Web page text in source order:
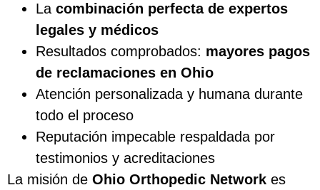
La combinación perfecta de expertos
legales y médicos
Resultados comprobados: mayores pagos
de reclamaciones en Ohio
Atención personalizada y humana durante
todo el proceso
Reputación impecable respaldada por
testimonios y acreditaciones
La misión de Ohio Orthopedic Network es